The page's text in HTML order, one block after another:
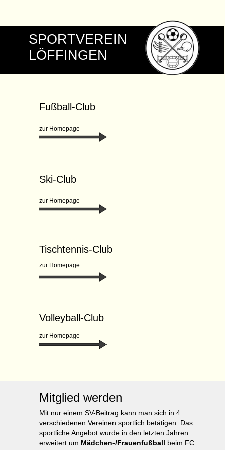
SPORTVEREIN
LÖFFINGEN
Fußball-Club
zur Homepage
Ski-Club
zur Homepage
Tischtennis-Club
zur Homepage
Volleyball-Club
zur Homepage
Mitglied werden
Mit nur einem SV-Beitrag kann man sich in 4
verschiedenen Vereinen sportlich betätigen. Das
sportliche Angebot wurde in den letzten Jahren
erweitert um Mädchen-/Frauenfußball beim FC